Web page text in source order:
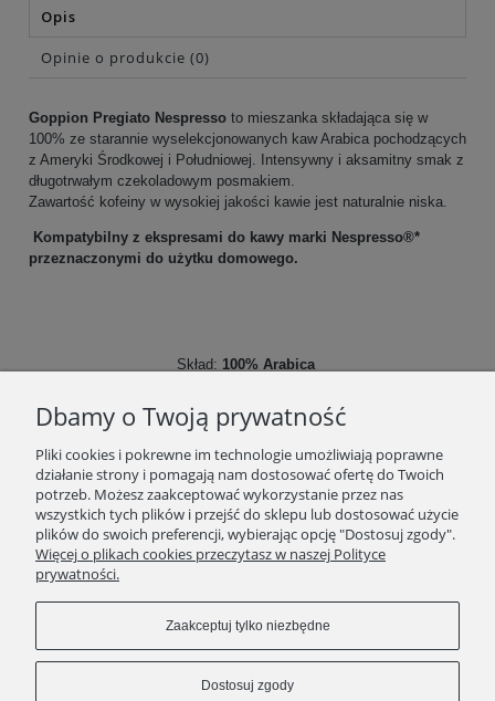
Opis
Opinie o produkcie (0)
Goppion Pregiato Nespresso to mieszanka składająca się w
100% ze starannie wyselekcjonowanych kaw Arabica pochodzących
z Ameryki Środkowej i Południowej. Intensywny i aksamitny smak z
długotrwałym czekoladowym posmakiem.
Zawartość kofeiny w wysokiej jakości kawie jest naturalnie niska.
Kompatybilny z ekspresami do kawy marki Nespresso®*
przeznaczonymi do użytku domowego.
Skład: 100% Arabica
Opakowanie :
10 szt kapsułki nespresso
SKLEP
ZAKUPY
INFORMACJE
Dbamy o Twoją prywatność
Pliki cookies i pokrewne im technologie umożliwiają poprawne
działanie strony i pomagają nam dostosować ofertę do Twoich
potrzeb. Możesz zaakceptować wykorzystanie przez nas
wszystkich tych plików i przejść do sklepu lub dostosować użycie
plików do swoich preferencji, wybierając opcję "Dostosuj zgody".
Więcej o plikach cookies przeczytasz w naszej Polityce
prywatności.
Zaakceptuj tylko niezbędne
Dostosuj zgody